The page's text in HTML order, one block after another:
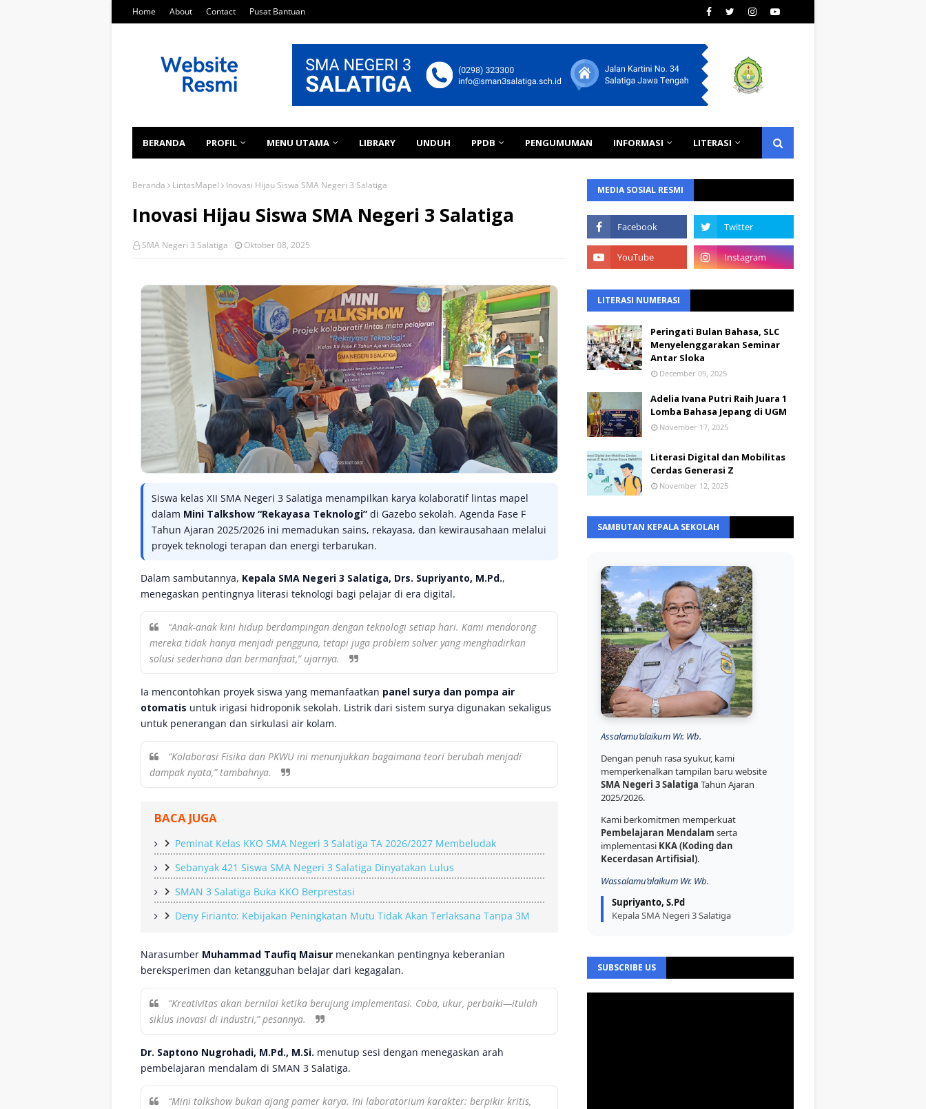
Home About Contact Pusat Bantuan
BERANDA PROFIL MENU UTAMA LIBRARY UNDUH PPDB PENGUMUMAN INFORMASI LITERASI
Beranda LintasMapel Inovasi Hijau Siswa SMA Negeri 3 Salatiga
Inovasi Hijau Siswa SMA Negeri 3 Salatiga
SMA Negeri 3 Salatiga Oktober 08, 2025
Siswa kelas XII SMA Negeri 3 Salatiga menampilkan karya kolaboratif lintas mapel
dalam Mini Talkshow “Rekayasa Teknologi” di Gazebo sekolah. Agenda Fase F
Tahun Ajaran 2025/2026 ini memadukan sains, rekayasa, dan kewirausahaan melalui
proyek teknologi terapan dan energi terbarukan.
Dalam sambutannya, Kepala SMA Negeri 3 Salatiga, Drs. Supriyanto, M.Pd.,
menegaskan pentingnya literasi teknologi bagi pelajar di era digital.
“Anak-anak kini hidup berdampingan dengan teknologi setiap hari. Kami mendorong
mereka tidak hanya menjadi pengguna, tetapi juga problem solver yang menghadirkan
solusi sederhana dan bermanfaat,” ujarnya.
Ia mencontohkan proyek siswa yang memanfaatkan panel surya dan pompa air
otomatis untuk irigasi hidroponik sekolah. Listrik dari sistem surya digunakan sekaligus
untuk penerangan dan sirkulasi air kolam.
“Kolaborasi Fisika dan PKWU ini menunjukkan bagaimana teori berubah menjadi
dampak nyata,” tambahnya.
BACA JUGA
Peminat Kelas KKO SMA Negeri 3 Salatiga TA 2026/2027 Membeludak
Sebanyak 421 Siswa SMA Negeri 3 Salatiga Dinyatakan Lulus
SMAN 3 Salatiga Buka KKO Berprestasi
Deny Firianto: Kebijakan Peningkatan Mutu Tidak Akan Terlaksana Tanpa 3M
Narasumber Muhammad Taufiq Maisur menekankan pentingnya keberanian
bereksperimen dan ketangguhan belajar dari kegagalan.
“Kreativitas akan bernilai ketika berujung implementasi. Coba, ukur, perbaiki—itulah
siklus inovasi di industri,” pesannya.
Dr. Saptono Nugrohadi, M.Pd., M.Si. menutup sesi dengan menegaskan arah
pembelajaran mendalam di SMAN 3 Salatiga.
“Mini talkshow bukan ajang pamer karya. Ini laboratorium karakter: berpikir kritis,
MEDIA SOSIAL RESMI
LITERASI NUMERASI
Peringati Bulan Bahasa, SLC
Menyelenggarakan Seminar
Antar Sloka
December 09, 2025
Adelia Ivana Putri Raih Juara 1
Lomba Bahasa Jepang di UGM
November 17, 2025
Literasi Digital dan Mobilitas
Cerdas Generasi Z
November 12, 2025
SAMBUTAN KEPALA SEKOLAH
Assalamu’alaikum Wr. Wb.
Dengan penuh rasa syukur, kami
memperkenalkan tampilan baru website
SMA Negeri 3 Salatiga Tahun Ajaran
2025/2026.
Kami berkomitmen memperkuat
Pembelajaran Mendalam serta
implementasi KKA (Koding dan
Kecerdasan Artifisial).
Wassalamu’alaikum Wr. Wb.
Supriyanto, S.Pd
Kepala SMA Negeri 3 Salatiga
SUBSCRIBE US